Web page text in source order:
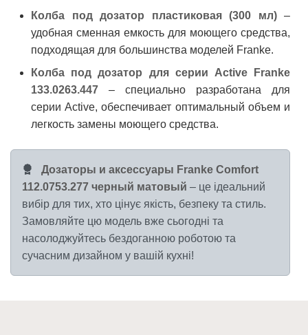
Колба под дозатор пластиковая (300 мл)–
удобная сменная емкость для моющего средства,
подходящая для большинства моделей Franke.
Колба под дозатор для серии Active Franke
133.0263.447 – специально разработана для
серии Active, обеспечивает оптимальный объем и
легкость замены моющего средства.
Дозаторы и аксессуары Franke Comfort
112.0753.277 черный матовый – це ідеальний
вибір для тих, хто цінує якість, безпеку та стиль.
Замовляйте цю модель вже сьогодні та
насолоджуйтесь бездоганною роботою та
сучасним дизайном у вашій кухні!